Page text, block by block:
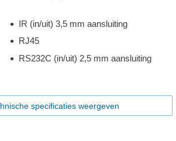
IR (in/uit) 3,5 mm aansluiting
RJ45
RS232C (in/uit) 2,5 mm aansluiting
specificaties weergeven